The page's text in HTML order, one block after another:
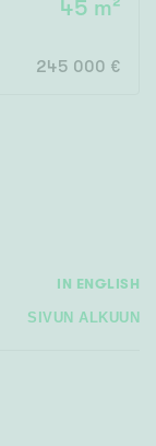
45 m²
245 000 €
IN ENGLISH
SIVUN ALKUUN